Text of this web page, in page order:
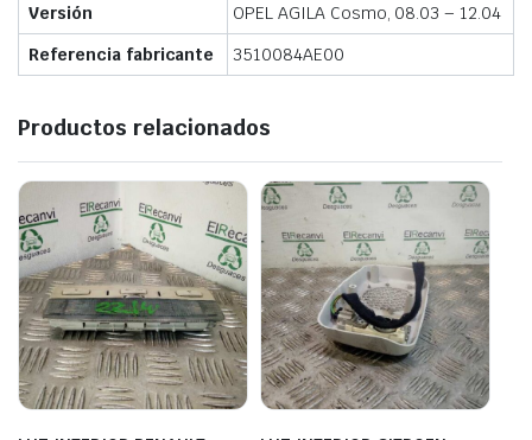
Versión
OPEL AGILA Cosmo, 08.03 – 12.04
Referencia fabricante
3510084AE00
Productos relacionados